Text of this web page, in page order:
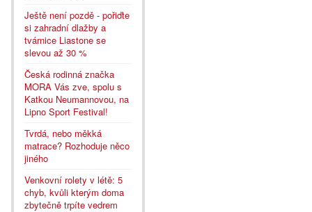
Ještě není pozdě - pořiďte
si zahradní dlažby a
tvárnice Liastone se
slevou až 30 %
Česká rodinná značka
MORA Vás zve, spolu s
Katkou Neumannovou, na
Lipno Sport Festival!
Tvrdá, nebo měkká
matrace? Rozhoduje něco
jiného
Venkovní rolety v létě: 5
chyb, kvůli kterým doma
zbytečně trpíte vedrem